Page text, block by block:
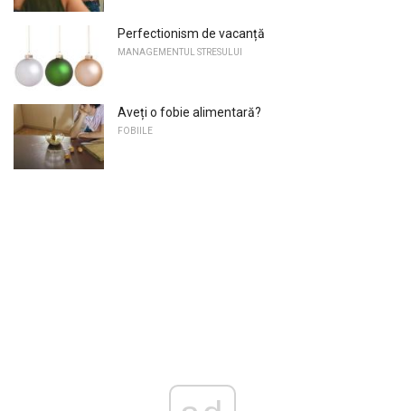
Perfectionism de vacanță
MANAGEMENTUL STRESULUI
Aveți o fobie alimentară?
FOBIILE